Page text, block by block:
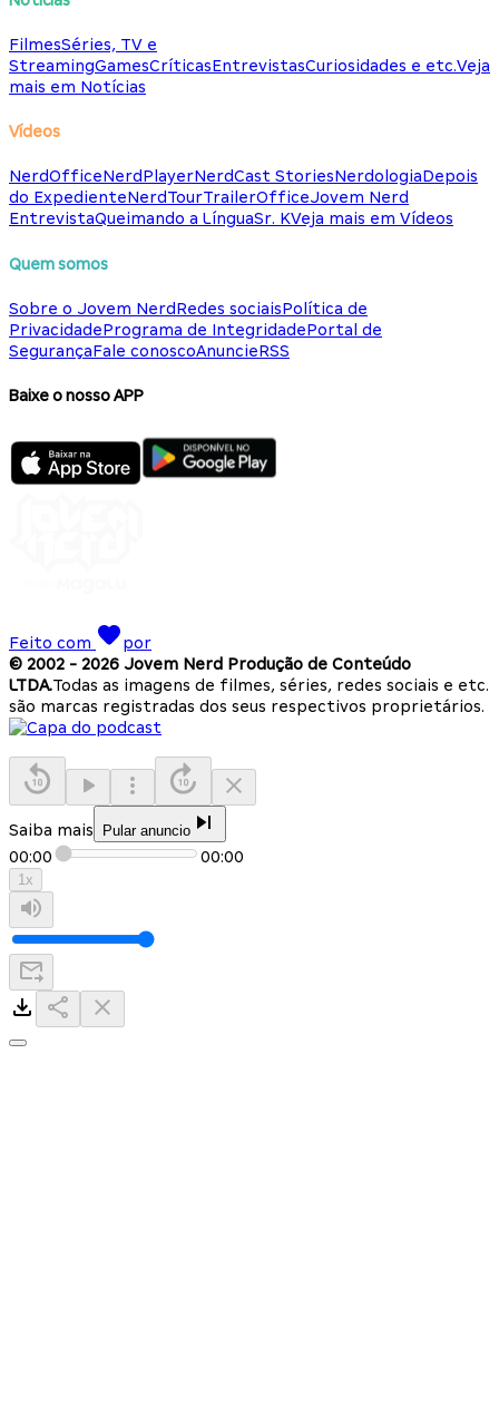
FilmesSéries, TV e
StreamingGamesCríticasEntrevistasCuriosidades e etc.Veja
mais em Notícias
Vídeos
NerdOfficeNerdPlayerNerdCast StoriesNerdologiaDepois
do ExpedienteNerdTourTrailerOfficeJovem Nerd
EntrevistaQueimando a LínguaSr. KVeja mais em Vídeos
Quem somos
Sobre o Jovem NerdRedes sociaisPolítica de
PrivacidadePrograma de IntegridadePortal de
SegurançaFale conoscoAnuncieRSS
Baixe o nosso APP
Feito com
por
© 2002 - 2026 Jovem Nerd Produção de Conteúdo
LTDA.Todas as imagens de filmes, séries, redes sociais e etc.
são marcas registradas dos seus respectivos proprietários.
Saiba mais Pular anuncio
00:00 00:00
1x